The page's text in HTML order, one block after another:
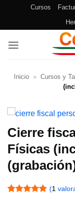
Cursos
Inicio » Cursos y
Cierre
Físicas
(1